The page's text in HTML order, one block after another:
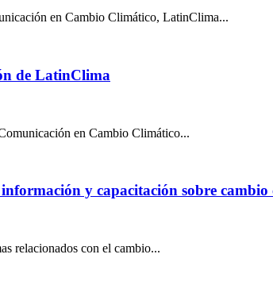
en Cambio Climático, LatinClima...
de LatinClima
en Cambio Climático...
y capacitación sobre
relacionados con el cambio...